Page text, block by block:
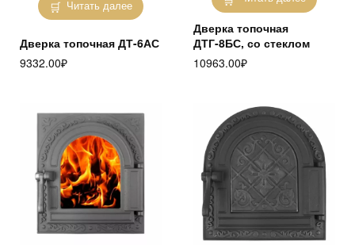
Читать далее
Дверка топочная ДТ-6АС
9332.00₽
Дверка топочная
ДТГ-8БС, со стеклом
10963.00₽